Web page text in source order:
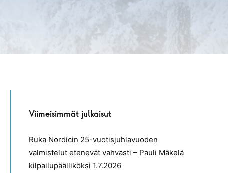
Viimeisimmät julkaisut
Ruka Nordicin 25-vuotisjuhlavuoden
valmistelut etenevät vahvasti – Pauli Mäkelä
kilpailupäälliköksi 1.7.2026